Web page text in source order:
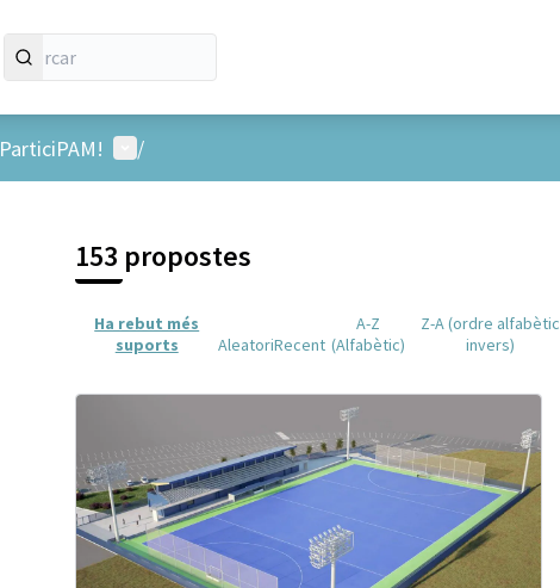
ParticiPAM! Menú d'usuari
/
153 propostes
Ha rebut més
suports
AleatoriRecent
A-Z
(Alfabètic)
Z-A (ordre alfabètic
invers)